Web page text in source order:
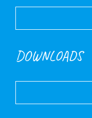
DOWNLOADS